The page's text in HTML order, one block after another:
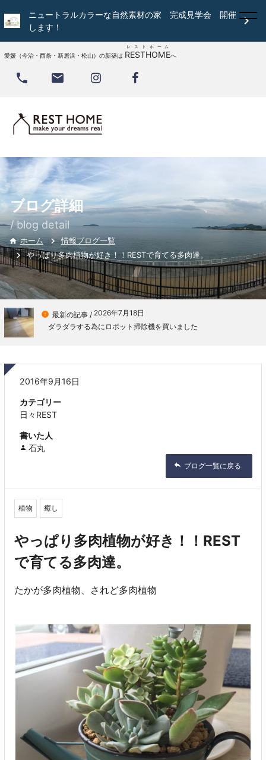
ニュートラルカラーな自然素材の家 完成見学会 開催
します！

愛媛（今治・西条・新居浜・松山）の新築は RESTHOME
レストホーム
へ
 
ブログ詳細
/ blog detail
 ホーム
情報ブログ一覧
やっぱり多肉植物が好き！！RESTで育てる多肉達。
 最新の記事 / 2026年7月18日
ダラダラする為にロボット掃除機を買いました
2016年9月16日
カテゴリー
日々REST
書いた人
石丸
ブログ一覧に戻る
植物 癒し
やっぱり多肉植物が好き！！REST
で育てる多肉達。
たかが多肉植物、されど多肉植物